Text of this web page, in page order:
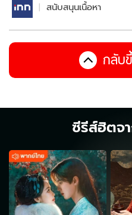
สนับสนุนเนื้อหา
กลับ
ซีรีส์ฮิตจ